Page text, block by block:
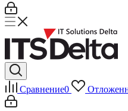
Сравнение0